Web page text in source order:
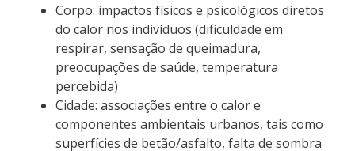
Corpo: impactos físicos e psicológicos diretos
do calor nos indivíduos (dificuldade em
respirar, sensação de queimadura,
preocupações de saúde, temperatura
percebida)
Cidade: associações entre o calor e
componentes ambientais urbanos, tais como
superfícies de betão/asfalto, falta de sombra